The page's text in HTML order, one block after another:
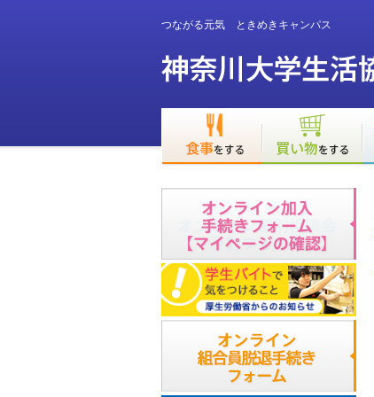
つながる元気 ときめきキャンパス